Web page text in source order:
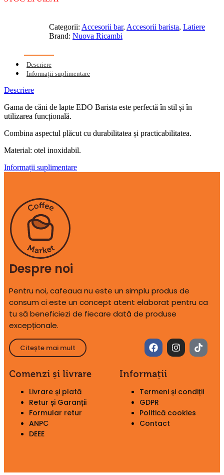
Categorii: Accesorii bar, Accesorii barista, Latiere
Brand: Nuova Ricambi
Descriere
Informații suplimentare
Descriere
Gama de căni de lapte EDO Barista este perfectă în stil și în
utilizarea funcțională.
Combina aspectul plăcut cu durabilitatea și practicabilitatea.
Material: otel inoxidabil.
Informații suplimentare
Despre noi
Pentru noi, cafeaua nu este un simplu produs de
consum ci este un concept atent elaborat pentru ca
tu să beneficiezi de fiecare dată de produse
excepționale.
Citește mai mult
Comenzi și livrare
Livrare și plată
Retur și Garanții
Formular retur
ANPC
DEEE
Informații
Termeni și condiții
GDPR
Politică cookies
Contact